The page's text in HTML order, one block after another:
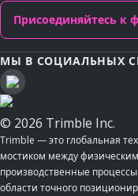
Присоединяйтесь к
МЫ В СОЦИАЛЬНЫХ
© 2026 Trimble Inc.
Trimble — это глобальная
мостиком между
производственные
области точного